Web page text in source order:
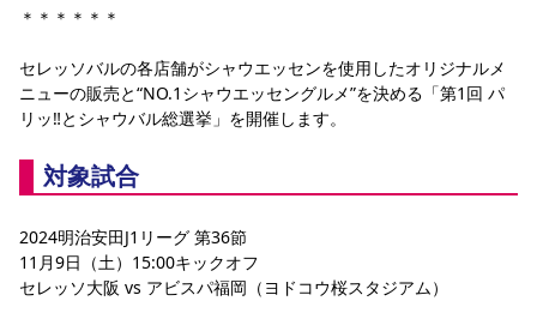
＊＊＊＊＊＊
セレッソバルの各店舗がシャウエッセンを使用したオリジナルメ
ニューの販売と“NO.1シャウエッセングルメ”を決める「第1回 パ
リッ‼とシャウバル総選挙」を開催します。
対象試合
2024明治安田J1リーグ 第36節
11月9日（土）15:00キックオフ
セレッソ大阪 vs アビスパ福岡（ヨドコウ桜スタジアム）